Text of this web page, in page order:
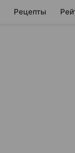
Рецепты